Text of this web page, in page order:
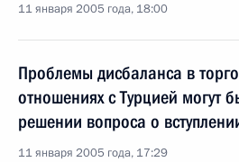
11 января 2005 года, 18:00
Проблемы дисбаланса в
отношениях с Турцией могут
решении вопроса о
11 января 2005 года, 17:29